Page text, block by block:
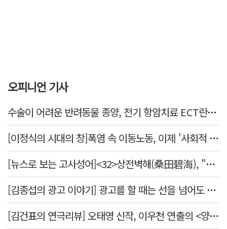
오피니언 기사
수술이 어려운 반려동물 종양, 전기 항암치료 ECT란? [반려동물 건강톡톡]
[이정식의 시대의 창]폭염 속 이동노동, 이제 '사회적 위험 관리'로 전환할 때
[뉴스로 보는 고사성어]<32>상전벽해(桑田碧海), "뽕나무밭이 푸른 바다가 되었다."
[김종섭의 광고 이야기] 광고를 할 때는 선을 넘어도 좋습니다.
[김건표의 연극리뷰] 오태영 신작, 이우천 연출의 <양은 양순하다>"국민을 온순한 양으로 길들이는 전체주의적 정치의 알레고리"